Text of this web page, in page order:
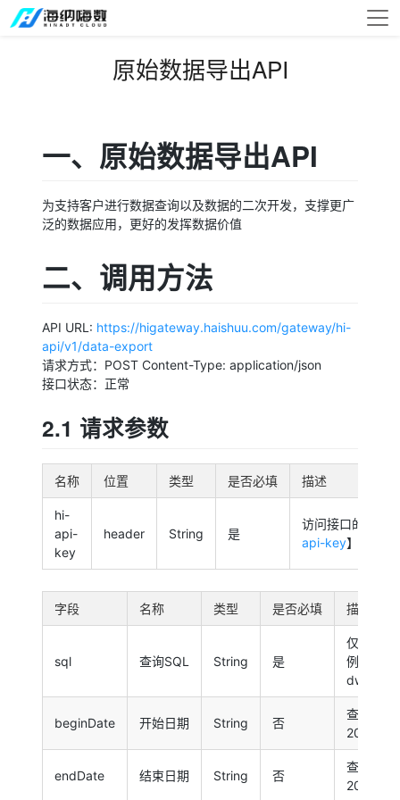
原始数据导出API
一、原始数据导出API
为支持客户进行数据查询以及数据的二次开发，支撑更广
泛的数据应用，更好的发挥数据价值
二、调用方法
API URL: https://higateway.haishuu.com/gateway/hi-
api/v1/data-export
请求方式：POST Content-Type: application/json
接口状态：正常
2.1 请求参数
名称 位置 类型 是否必填 描述
hi-
api-
key
header String 是
访问接口的权限
api-key】
字段 名称 类型 是否必填 描述
sql 查询SQL String 是
仅支持
例如：
beginDate 开始日期 String 否
查询事
2024-
endDate 结束日期 String 否
查询事
2024-